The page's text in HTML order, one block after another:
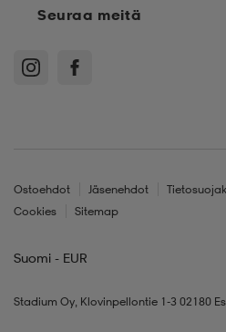
Seuraa meitä
Ostoehdot Jäsenehdot
Cookies
Sitemap
Suomi - EUR
Stadium Oy, Klovinpellontie 1-3 02180